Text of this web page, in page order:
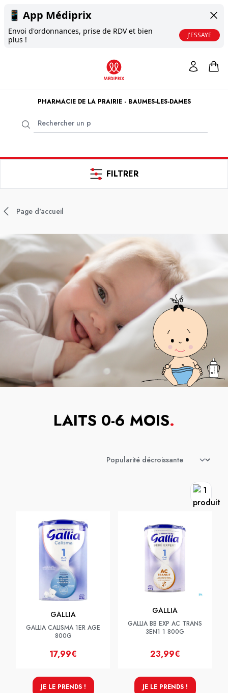
📱 App Médiprix
Envoi d'ordonnances, prise de RDV et bien
plus !
J'ESSAYE
PHARMACIE DE LA PRAIRIE - BAUMES-LES-DAMES
FILTRER
Page d'accueil
LAITS 0-6 MOIS.
GALLIA
GALLIA CALISMA 1ER AGE
800G
17,99€
JE LE PRENDS !
GALLIA
GALLIA BB EXP AC TRANS
3EN1 1 800G
23,99€
JE LE PRENDS !